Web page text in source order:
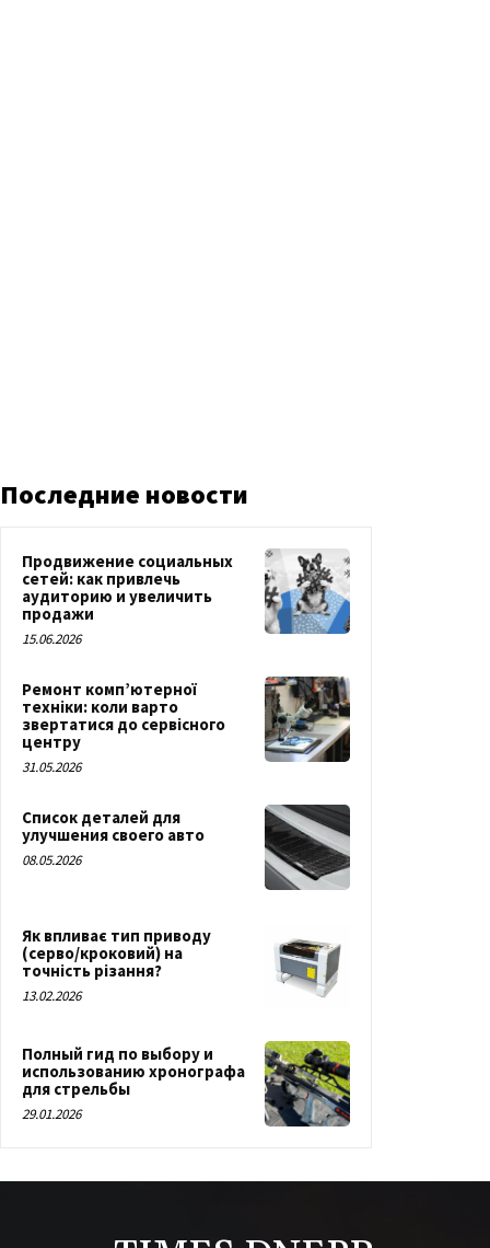
Последние новости
Продвижение социальных
сетей: как привлечь
аудиторию и увеличить
продажи
15.06.2026
Ремонт комп’ютерної
техніки: коли варто
звертатися до сервісного
центру
31.05.2026
Список деталей для
улучшения своего авто
08.05.2026
Як впливає тип приводу
(серво/кроковий) на
точність різання?
13.02.2026
Полный гид по выбору и
использованию хронографа
для стрельбы
29.01.2026